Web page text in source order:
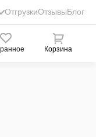
ОтгрузкиОтзывыБлог
Корзина